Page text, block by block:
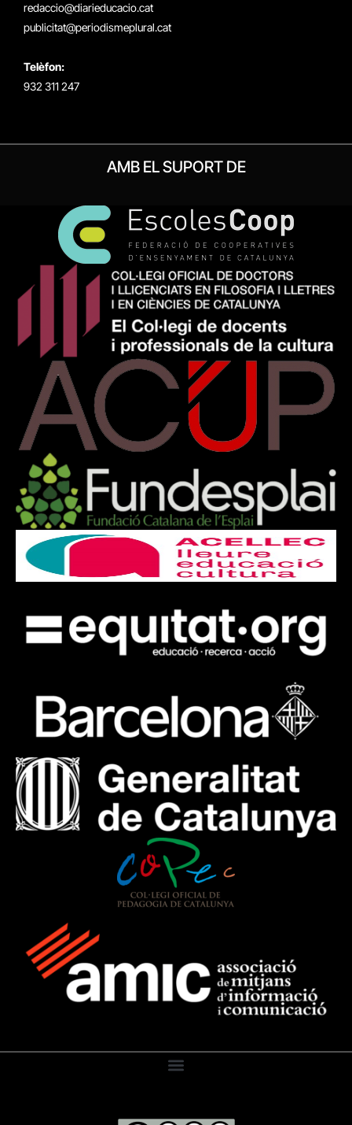
redaccio@diarieducacio.cat
publicitat@periodismeplural.cat
Telèfon:
932 311 247
AMB EL SUPORT DE